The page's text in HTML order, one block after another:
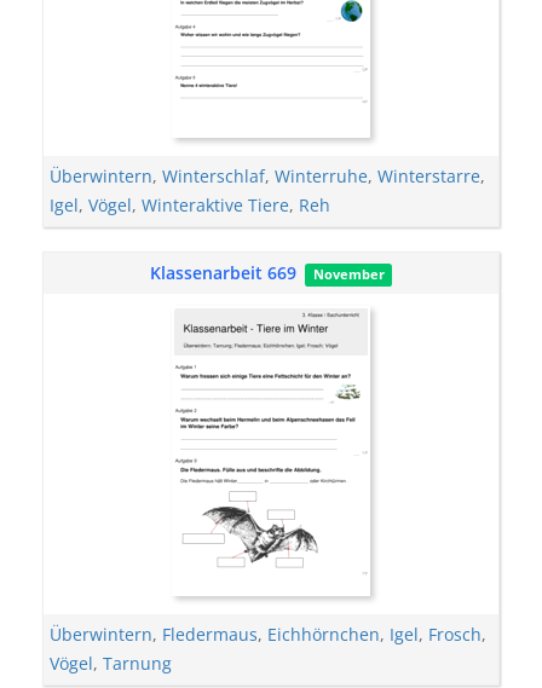
Überwintern, Winterschlaf, Winterruhe, Winterstarre,
Igel, Vögel, Winteraktive Tiere, Reh
Klassenarbeit 669 November
Überwintern, Fledermaus, Eichhörnchen, Igel, Frosch,
Vögel, Tarnung